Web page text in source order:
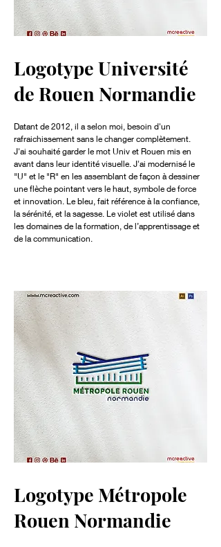
Logotype Université
de Rouen Normandie
Datant de 2012, il a selon moi, besoin d'un
rafraichissement sans le changer complètement.
J'ai souhaité garder le mot Univ et Rouen mis en
avant dans leur identité visuelle. J'ai modernisé le
"U" et le "R" en les assemblant de façon à dessiner
une flèche pointant vers le haut, symbole de force
et innovation. Le bleu, fait référence à la confiance,
la sérénité, et la sagesse. Le violet est utilisé dans
les domaines de la formation, de l’apprentissage et
de la communication.
Logotype Métropole
Rouen Normandie